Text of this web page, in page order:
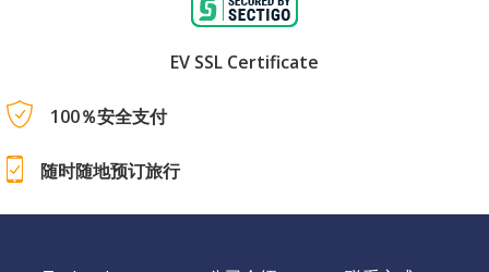
EV SSL Certificate
100％安全支付
随时随地预订旅行